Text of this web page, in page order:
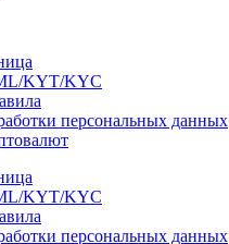
KYT/KYC
персональных данных
KYT/KYC
персональных данных